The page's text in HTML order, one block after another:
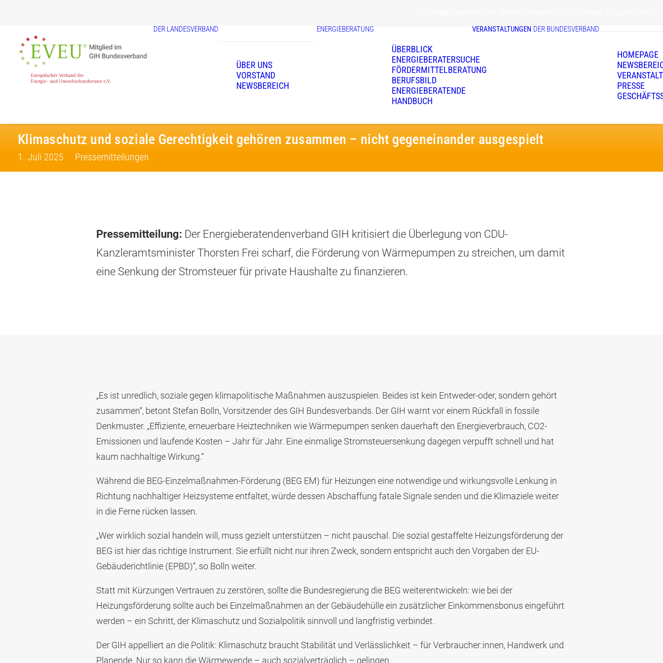
DER LANDESVERBAND
ÜBER UNS
VORSTAND
NEWSBEREICH
ENERGIEBERATUNG
ÜBERBLICK
ENERGIEBERATERSUCHE
FÖRDERMITTELBERATUNG
BERUFSBILD
ENERGIEBERATENDE
HANDBUCH
VERANSTALTUNGEN DER BUNDESVERBAND
HOMEPAGE
PRESSE
Klimaschutz und soziale Gerechtigkeit gehören zusammen – nicht gegeneinander ausgespielt
1. Juli 2025 Pressemitteilungen
Pressemitteilung: Der Energieberatendenverband GIH kritisiert die Überlegung von CDU-
Kanzleramtsminister Thorsten Frei scharf, die Förderung von Wärmepumpen zu streichen, um damit
eine Senkung der Stromsteuer für private Haushalte zu finanzieren.
„Es ist unredlich, soziale gegen klimapolitische Maßnahmen auszuspielen. Beides ist kein Entweder-oder, sondern gehört
zusammen“, betont Stefan Bolln, Vorsitzender des GIH Bundesverbands. Der GIH warnt vor einem Rückfall in fossile
Denkmuster. „Effiziente, erneuerbare Heiztechniken wie Wärmepumpen senken dauerhaft den Energieverbrauch, CO2-
Emissionen und laufende Kosten – Jahr für Jahr. Eine einmalige Stromsteuersenkung dagegen verpufft schnell und hat
kaum nachhaltige Wirkung.“
Während die BEG-Einzelmaßnahmen-Förderung (BEG EM) für Heizungen eine notwendige und wirkungsvolle Lenkung in
Richtung nachhaltiger Heizsysteme entfaltet, würde dessen Abschaffung fatale Signale senden und die Klimaziele weiter
in die Ferne rücken lassen.
„Wer wirklich sozial handeln will, muss gezielt unterstützen – nicht pauschal. Die sozial gestaffelte Heizungsförderung der
BEG ist hier das richtige Instrument. Sie erfüllt nicht nur ihren Zweck, sondern entspricht auch den Vorgaben der EU-
Gebäuderichtlinie (EPBD)“, so Bolln weiter.
Statt mit Kürzungen Vertrauen zu zerstören, sollte die Bundesregierung die BEG weiterentwickeln: wie bei der
Heizungsförderung sollte auch bei Einzelmaßnahmen an der Gebäudehülle ein zusätzlicher Einkommensbonus eingeführt
werden – ein Schritt, der Klimaschutz und Sozialpolitik sinnvoll und langfristig verbindet.
Der GIH appelliert an die Politik: Klimaschutz braucht Stabilität und Verlässlichkeit – für Verbraucher:innen, Handwerk und
Planende. Nur so kann die Wärmewende – auch sozialverträglich – gelingen.